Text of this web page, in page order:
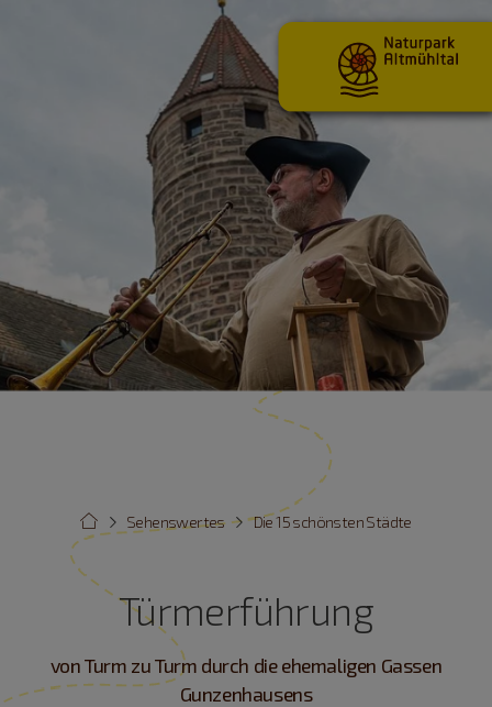
Die 15 schönsten Städte
Sehenswertes
Türmerführung
von Turm zu Turm durch die ehemaligen Gassen
Gunzenhausens